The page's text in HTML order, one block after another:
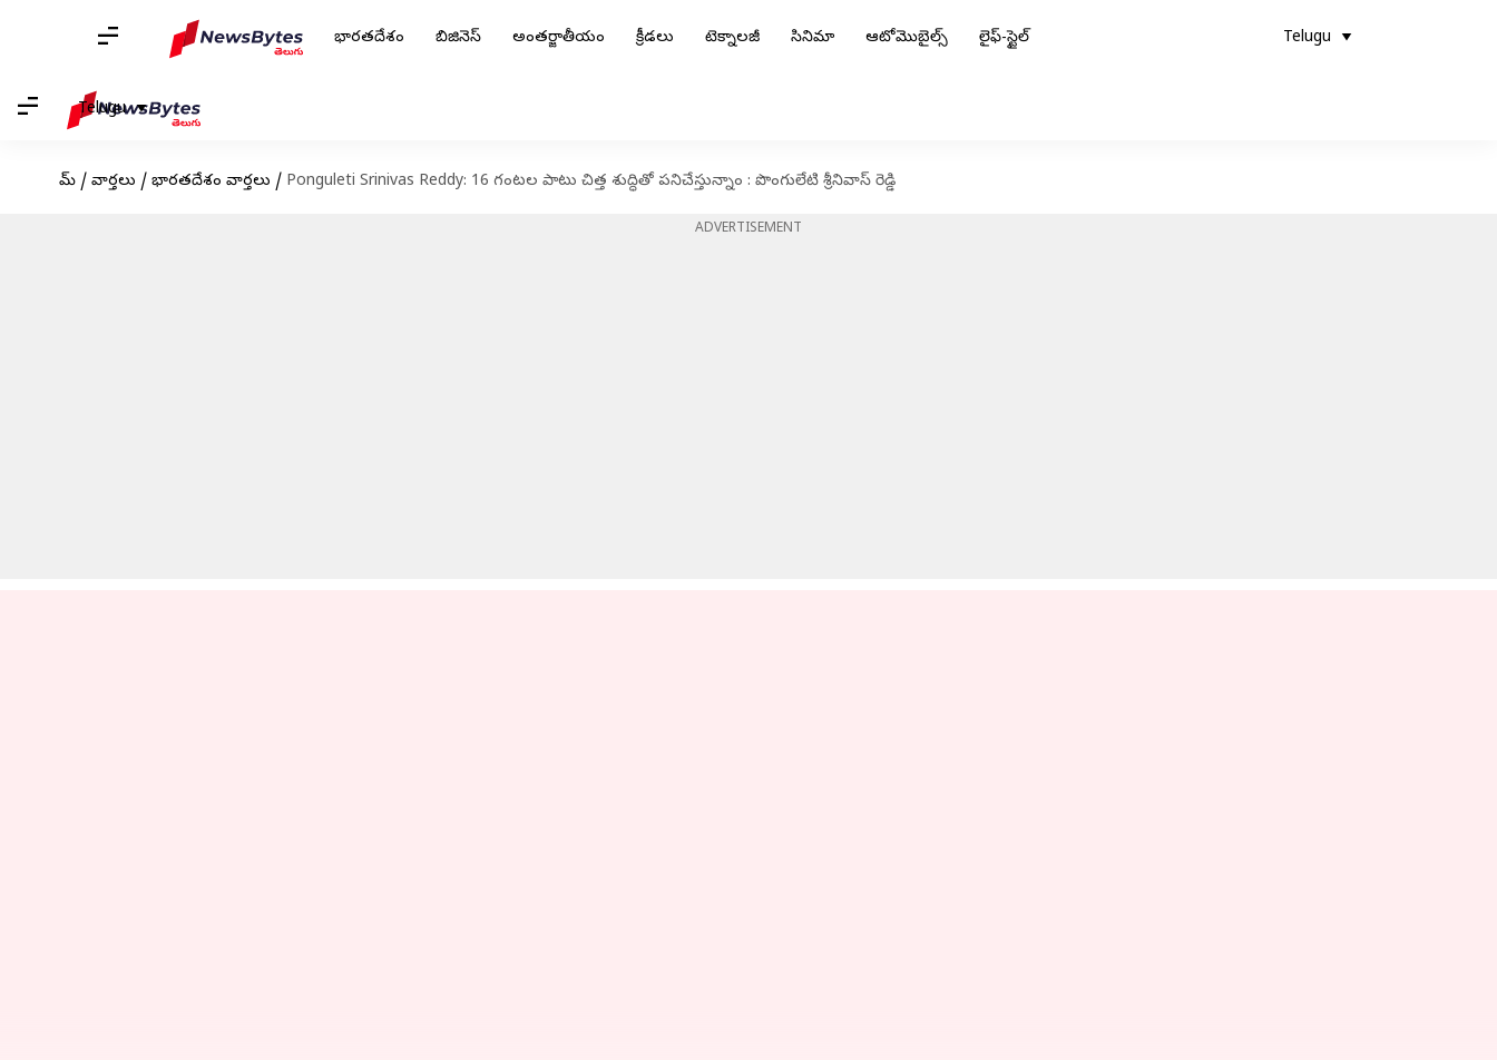
భారతదేశం బిజినెస్ అంతర్జాతీయం క్రీడలు టెక్నాలజీ సినిమా ఆటోమొబైల్స్ లైఫ్-స్టైల్ Telugu
Telugu
హోమ్ / వార్తలు / భారతదేశం వార్తలు / Ponguleti Srinivas Reddy: 16 గంటల పాటు చిత్త శుద్ధితో పనిచేస్తున్నాం : పొంగులేటి శ్రీనివాస్ రెడ్డి
ADVERTISEMENT